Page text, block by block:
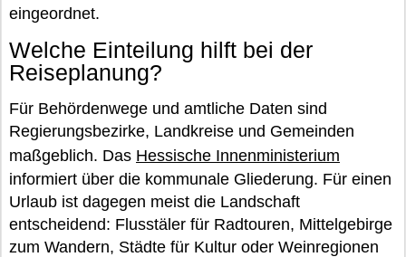
eingeordnet.
Welche Einteilung hilft bei der
Reiseplanung?
Für Behördenwege und amtliche Daten sind
Regierungsbezirke, Landkreise und Gemeinden
maßgeblich. Das Hessische Innenministerium
informiert über die kommunale Gliederung. Für einen
Urlaub ist dagegen meist die Landschaft
entscheidend: Flusstäler für Radtouren, Mittelgebirge
zum Wandern, Städte für Kultur oder Weinregionen